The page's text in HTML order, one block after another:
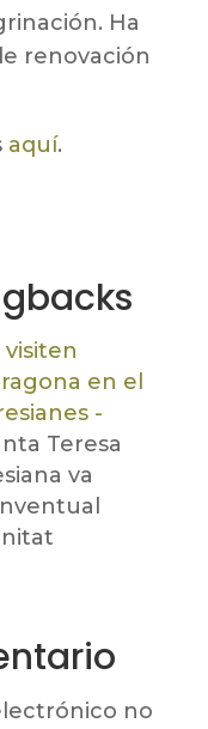
Ha
renovación
aquí.
visiten
en el
-
Teresa
va
no